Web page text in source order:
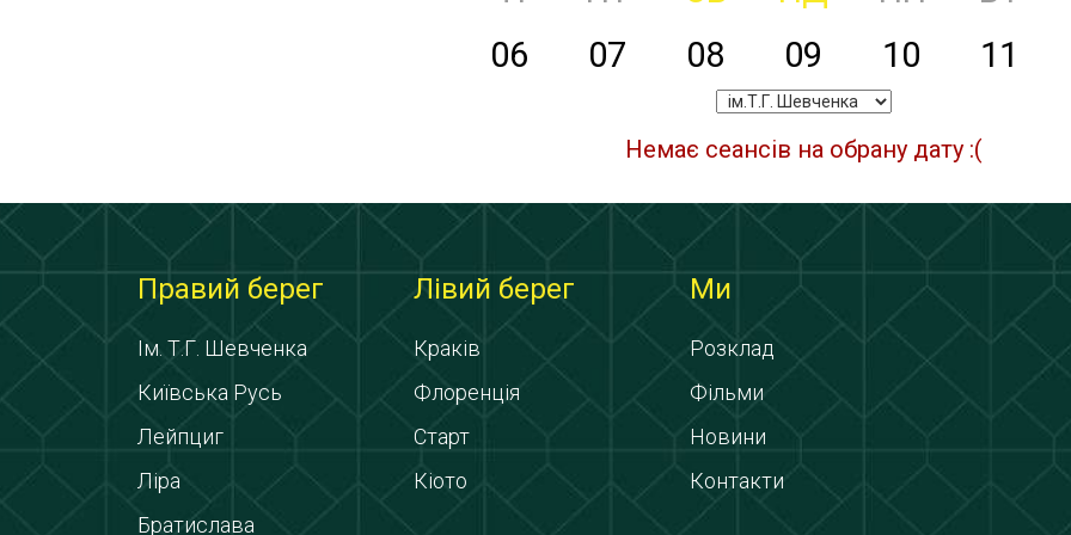
06
07 08 09 10 11
Немає сеансів на обрану дату :(
Правий берег
Ім. Т.Г. Шевченка
Київська Русь
Лейпциг
Ліра
Братислава
Лівий берег
Краків
Флоренція
Старт
Кіото
Ми
Розклад
Фільми
Новини
Контакти